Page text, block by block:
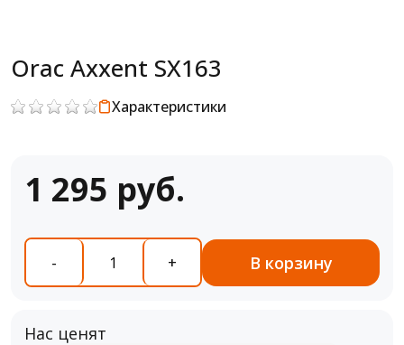
Orac Axxent SX163
Характеристики
1 295 руб.
- + В корзину
Нас ценят